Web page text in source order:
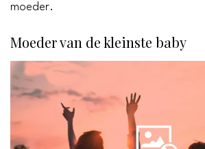
moeder.
Moeder van de kleinste baby